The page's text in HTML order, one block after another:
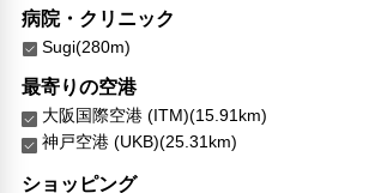
病院・クリニック
Sugi(280m)
最寄りの空港
大阪国際空港 (ITM)(15.91km)
神戸空港 (UKB)(25.31km)
ショッピング